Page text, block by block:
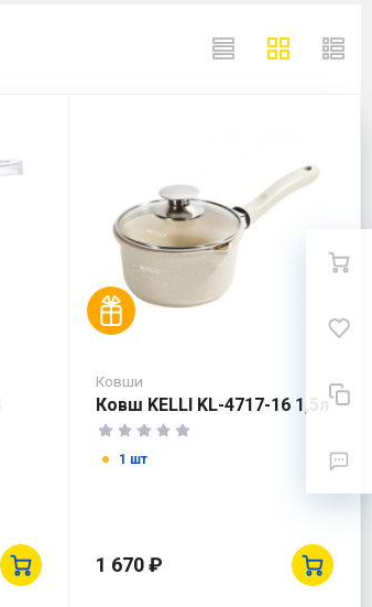
Ковши
Ковш KELLI KL-4717-16 1,5л
1 шт
1 670 ₽